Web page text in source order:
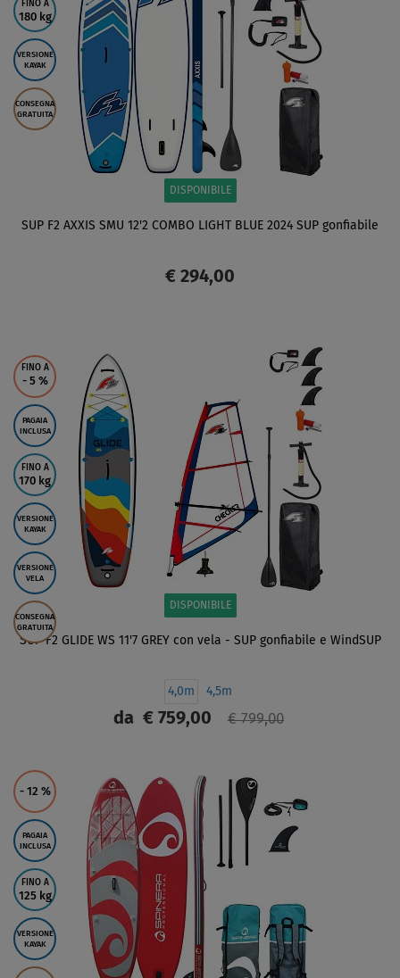
FINO A
180 kg
VERSIONE
KAYAK
CONSEGNA
GRATUITA
DISPONIBILE
SUP F2 AXXIS SMU 12'2 COMBO LIGHT BLUE 2024 SUP gonfiabile
€ 294,00
FINO A
- 5 %
PAGAIA
INCLUSA
FINO A
170 kg
VERSIONE
KAYAK
VERSIONE
VELA
CONSEGNA
GRATUITA
DISPONIBILE
SUP F2 GLIDE WS 11'7 GREY con vela - SUP gonfiabile e WindSUP
4,0m 4,5m
da € 759,00 € 799,00
- 12 %
PAGAIA
INCLUSA
FINO A
125 kg
VERSIONE
KAYAK